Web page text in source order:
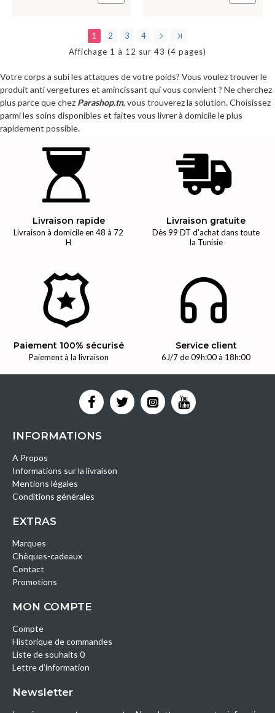
1 2 3
4
Affichage 1 à 12 sur 43 (4 pages)
Votre corps a subi les attaques de votre poids? Vous voulez trouver le
produit anti vergetures et amincissant qui vous convient ? Ne cherchez
plus parce que chez Parashop.tn, vous trouverez la solution. Choisissez
parmi les soins disponibles et faites vous livrer à domicile le plus
rapidement possible.
Livraison rapide
Livraison à domicile en 48 à 72
H
Livraison gratuite
Dès 99 DT d'achat dans toute
la Tunisie
Paiement 100% sécurisé
Paiement à la livraison
Service client
6J/7 de 09h:00 à 18h:00
INFORMATIONS
A Propos
Informations sur la livraison
Mentions légales
Conditions générales
EXTRAS
Marques
Chèques-cadeaux
Contact
Promotions
MON COMPTE
Compte
Historique de commandes
Liste de souhaits 0
Lettre d’information
Newsletter